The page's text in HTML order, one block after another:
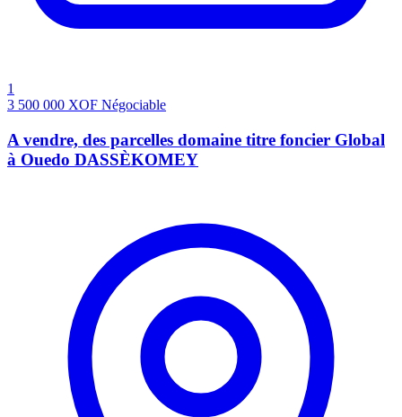
1
3 500 000 XOF Négociable
A vendre, des parcelles domaine titre foncier Global
à Ouedo DASSÈKOMEY